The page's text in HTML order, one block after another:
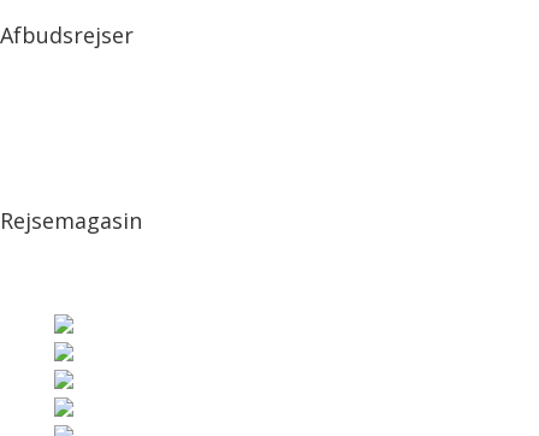
Afbudsrejser
Rejsemagasin